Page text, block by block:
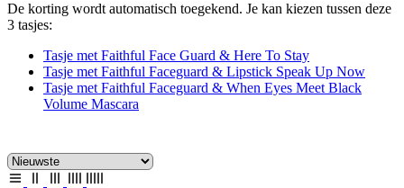
De korting wordt automatisch toegekend. Je kan kiezen tussen deze
3 tasjes:
Tasje met Faithful Face Guard & Here To Stay
Tasje met Faithful Faceguard & Lipstick Speak Up Now
Tasje met Faithful Faceguard & When Eyes Meet Black
Volume Mascara